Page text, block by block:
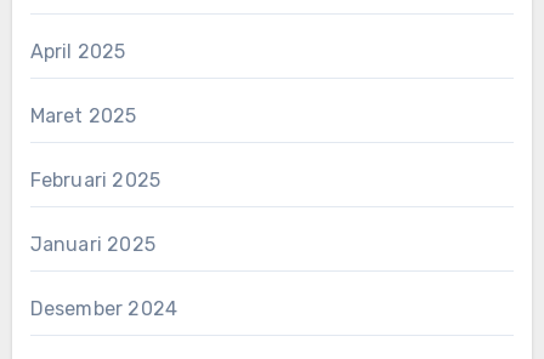
April 2025
Maret 2025
Februari 2025
Januari 2025
Desember 2024